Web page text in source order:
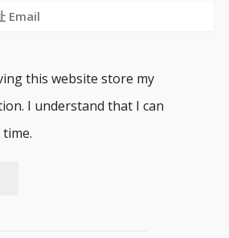
this website store my
I understand that I can